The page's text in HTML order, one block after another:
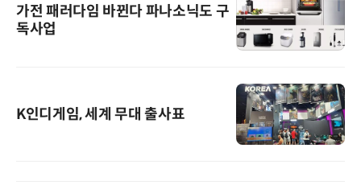
가전 패러다임 바뀐다 파나소닉도 구
독사업
K인디게임, 세계 무대 출사표